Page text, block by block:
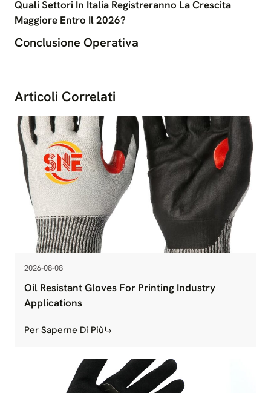
Quali Settori In Italia Registreranno La Crescita
Maggiore Entro Il 2026?
Conclusione Operativa
Articoli Correlati
2026-08-08
Oil Resistant Gloves For Printing Industry
Applications
Per Saperne Di Più